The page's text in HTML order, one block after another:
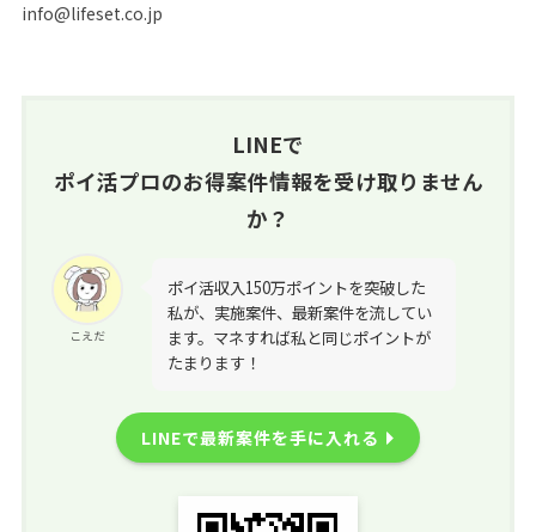
info@lifeset.co.jp
LINEで
ポイ活プロのお得案件情報を受け取りません
か？
こえだ
ポイ活収入150万ポイントを突破した
私が、実施案件、最新案件を流してい
ます。マネすれば私と同じポイントが
たまります！
LINEで最新案件を手に入れる